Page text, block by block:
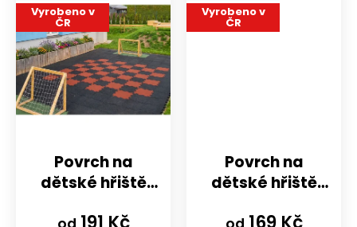
Vyrobeno v
ČR
Povrch na
dětské hřiště
Vyrobeno v
ČR
Povrch na
dětské hřiště